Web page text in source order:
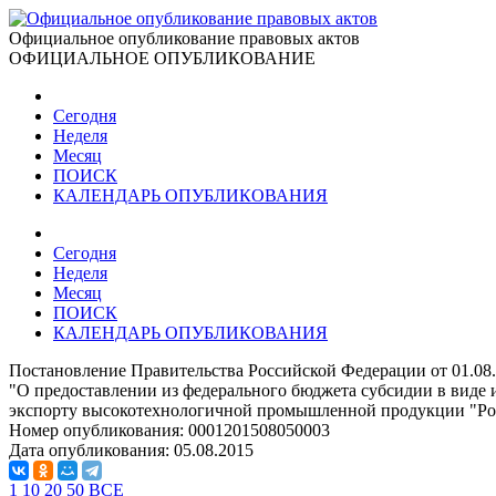
Официальное опубликование правовых актов
ОФИЦИАЛЬНОЕ ОПУБЛИКОВАНИЕ
Сегодня
Неделя
Месяц
ПОИСК
КАЛЕНДАРЬ ОПУБЛИКОВАНИЯ
Сегодня
Неделя
Месяц
ПОИСК
КАЛЕНДАРЬ ОПУБЛИКОВАНИЯ
Постановление Правительства Российской Федерации от
"О предоставлении из федерального бюджета субсидии в
экспорту высокотехнологичной промышленной продукции
Номер опубликования: 0001201508050003
Дата опубликования: 05.08.2015
1 10 20 50 ВСЕ